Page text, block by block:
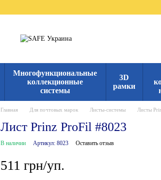
Многофункциональные
коллекционные
системы
3D
рамки
Главная Для почтовых марок Листы-системы Листы
Лист Prinz ProFil #8023
В наличии Артикул: 8023 Оставить отзыв
511 грн/уп.